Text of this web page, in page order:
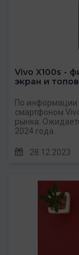
Vivo X100s -
экран и
По информации
смартфоном
рынка.
2024 года.
28.12.2023